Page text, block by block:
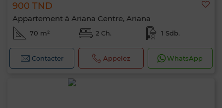
900 TND
Appartement à Ariana Centre, Ariana
70 m² 2 Ch. 1 Sdb.
Contacter Appelez WhatsApp